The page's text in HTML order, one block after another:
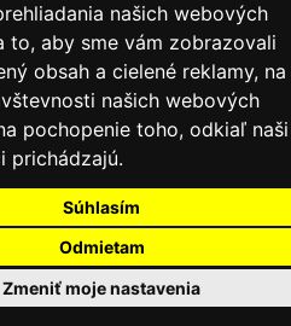
našich webových
to, aby sme vám zobrazovali
obsah a cielené reklamy, na
našich webových
pochopenie toho, odkiaľ naši
prichádzajú.
Súhlasím
Odmietam
Zmeniť moje nastavenia
SA DO ZÁKAZNÍCKEJ ZÓNY
obchodné podmienky
osobných údajov
KamNaMenu
reštauráciu
balíkov